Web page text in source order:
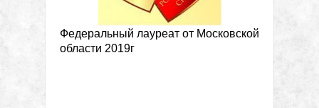
Федеральный лауреат от Московской
области 2019г